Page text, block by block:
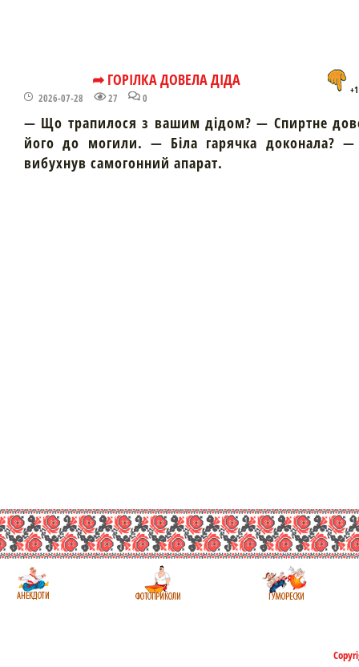
➦ ГОРІЛКА ДОВЕЛА ДІДА
2026-07-28 27 0
+1
— Що трапилося з вашим дідом? — Спиртне
його до могили. — Біла гарячка доконала? —
вибухнув самогонний апарат.